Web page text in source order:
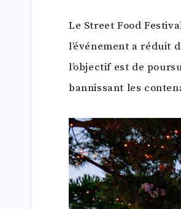
Le Street Food
l’événement a réduit
l’objectif est de
bannissant les